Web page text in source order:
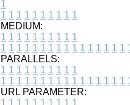
1
1 1 1 1 1 1 1 1 1 1
MEDIUM:
1 1 1 1 1 1 1 1 1 1
1 1 1 1 1 1 1 1 1 1 1 1 1 1 1 1
PARALLELS:
1 1 1 1 1 1 1 1 1 1
1 1 1 1 1 1 1 1 1 1 1 1 1 1 1 1
URL PARAMETER:
1 1 1 1 1 1 1 1 1 1